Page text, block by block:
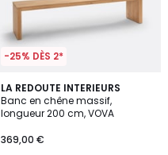
-25% DÈS 2*
LA REDOUTE INTERIEURS
Banc en chêne massif,
longueur 200 cm, VOVA
369,00 €
4,7
/ 5